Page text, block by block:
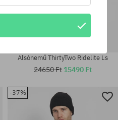
Elérhető méretek:
Alsónemű ThirtyTwo Ridelite Ls
24650 Ft 15490 Ft
-37%